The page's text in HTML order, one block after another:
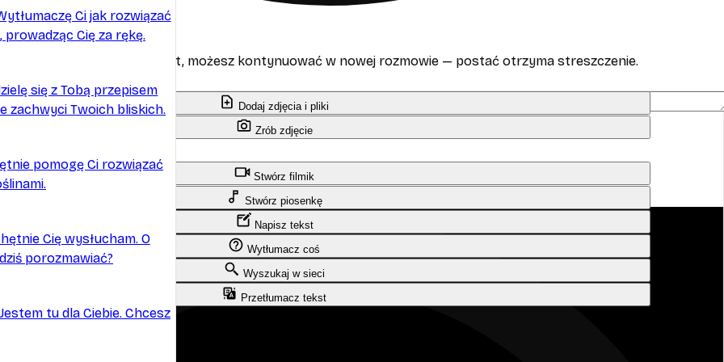
Ci jak rozwiązać
prowadząc Cię za rękę.
się z Tobą przepisem
zachwyci Twoich bliskich.
pomogę Ci rozwiązać
Cię wysłucham. O
porozmawiać?
Jestem tu dla Ciebie. Chcesz
długa. Zanim osiągnie limit, możesz kontynuować w nowej rozmowie — postać otrzyma streszczenie.
głosowe:
wyłącz mikrofon
Dodaj zdjęcia i pliki
Zrób zdjęcie
Stwórz filmik
Stwórz piosenkę
Napisz tekst
Wytłumacz coś
Wyszukaj w sieci
Przetłumacz tekst